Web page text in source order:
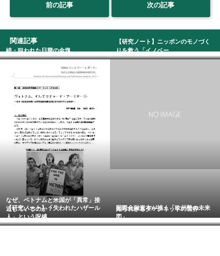
前の記事 次の記事
関連記事
続・狙われた日華の金塊
【研究ノート】ニッポンのモノづく
りを救う「イノベー...
なぜ、ベトナムと米国が「異常」接
近しているのか？
知られざるダークネットの世界
【研究ノート】「失われたハザール
人」という呪縛
国際金融資本が描く「欧州勢の未来
図」